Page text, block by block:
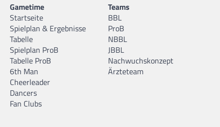
Gametime
Startseite
Spielplan & Ergebnisse
Tabelle
Spielplan ProB
Tabelle ProB
6th Man
Cheerleader
Dancers
Fan Clubs
Teams
BBL
ProB
NBBL
JBBL
Nachwuchskonzept
Ärzteteam